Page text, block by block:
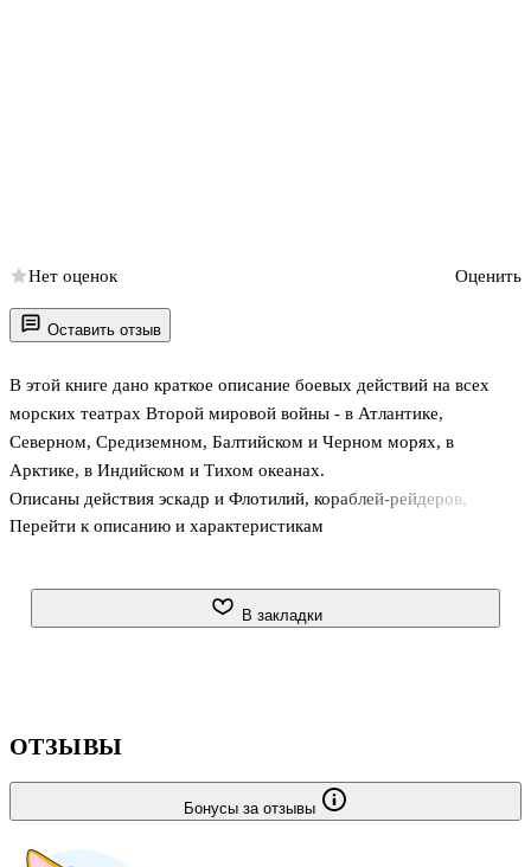
Оставить отзыв
В этой книге дано краткое описание боевых действий на всех
морских театрах Второй мировой войны - в Атлантике,
Северном, Средиземном, Балтийском и Черном морях, в
Арктике, в Индийском и Тихом океанах.
Описаны действия эскадр и Флотилий, кораблей-рейдеров,
палубной авиации, подводных лодок, сил противолодочной
конвоев и высадке десантов. Рассмотрена тактика морских
Перейти к описанию и характеристикам
Нет оценок Оценить
В закладки
ОТЗЫВЫ
Бонусы за отзывы